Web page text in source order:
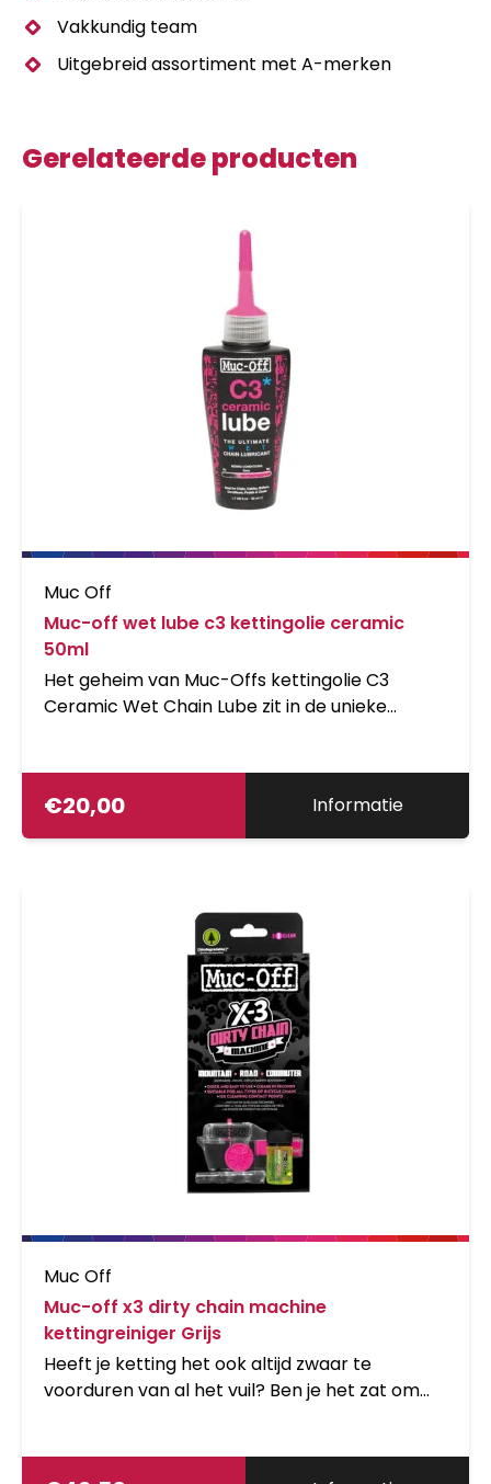
Vakkundig team
Uitgebreid assortiment met A-merken
Gerelateerde producten
Muc Off
Muc-off wet lube c3 kettingolie ceramic
50ml
Het geheim van Muc-Offs kettingolie C3
Ceramic Wet Chain Lube zit in de unieke
gebruik van Boron Nitride en Fluoro Polymers
om een lage frictie en de best mogelijke
voor dat je ketting altijd de beste prestaties
blijft leveren, ook onder slechte
weersomstandigheden. Wanneer je geen zin
hebt om telkens maar je ketting in te smeren
en toch de best mogelijke schakelprestaties
met een lage frictie wilt hebben, kijk dan niet
verder. De C3 Ceramic Wet Lube komt in een
ergonomische flacon met een pipet systeem
welke makkelijk is te gebruiken. De olie is voor
95% biologisch afbreekbaar en is ideaal voor
racefietsen, cyclecross en mountainbikes.
€20,00 Informatie
Muc Off
Muc-off x3 dirty chain machine
kettingreiniger Grijs
Heeft je ketting het ook altijd zwaar te
voorduren van al het vuil? Ben je het zat om